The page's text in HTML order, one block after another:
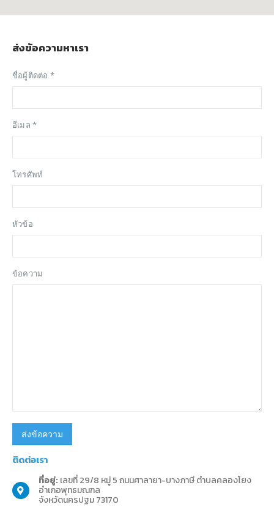
ส่งข้อความหาเรา
ชื่อผู้ติดต่อ *
อีเมล *
โทรศัพท์
หัวข้อ
ข้อความ
ติดต่อเรา
ที่อยู่: เลขที่ 29/8 หมู่ 5 ถนนศาลายา-บางภาษี ตำบลคลองโยง
อําเภอพุทธมณฑล
จังหวัดนครปฐม 73170